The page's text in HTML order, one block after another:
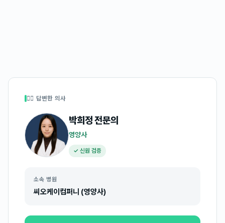
👩‍⚕️ 답변한 의사
박희정전문의
영양사
✓ 신원 검증
소속 병원
씨오케이컴퍼니 (영양사)